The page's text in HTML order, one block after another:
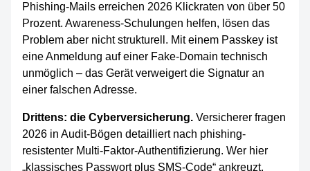
Phishing-Mails erreichen 2026 Klickraten von über 50
Prozent. Awareness-Schulungen helfen, lösen das
Problem aber nicht strukturell. Mit einem Passkey ist
eine Anmeldung auf einer Fake-Domain technisch
unmöglich – das Gerät verweigert die Signatur an
einer falschen Adresse.
Drittens: die Cyberversicherung.Versicherer fragen
2026 in Audit-Bögen detailliert nach phishing-
resistenter Multi-Faktor-Authentifizierung. Wer hier
„klassisches Passwort plus SMS-Code“ ankreuzt,